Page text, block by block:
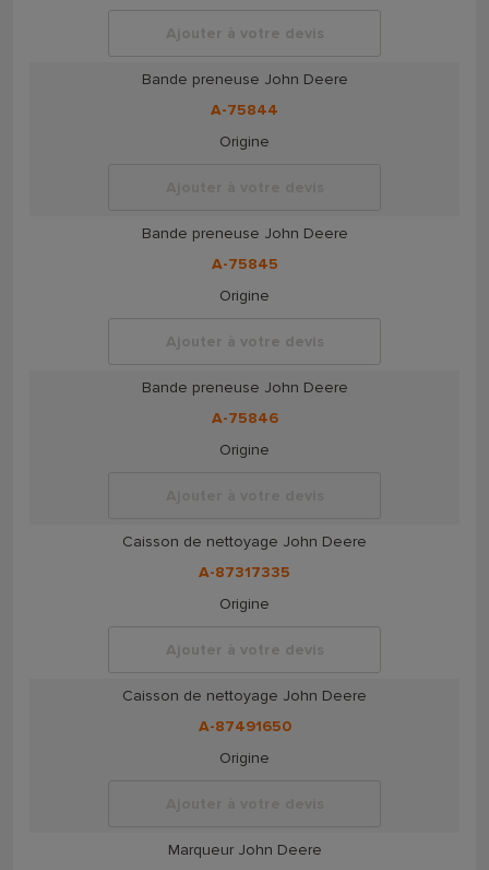
Ajouter à votre devis
Bande preneuse John Deere
A-75844
Origine
Bande preneuse John Deere
A-75845
Origine
Ajouter à votre devis
Bande preneuse John Deere
A-75846
Origine
Caisson de nettoyage John Deere
A-87317335
Origine
Ajouter à votre devis
Caisson de nettoyage John Deere
A-87491650
Origine
Marqueur John Deere